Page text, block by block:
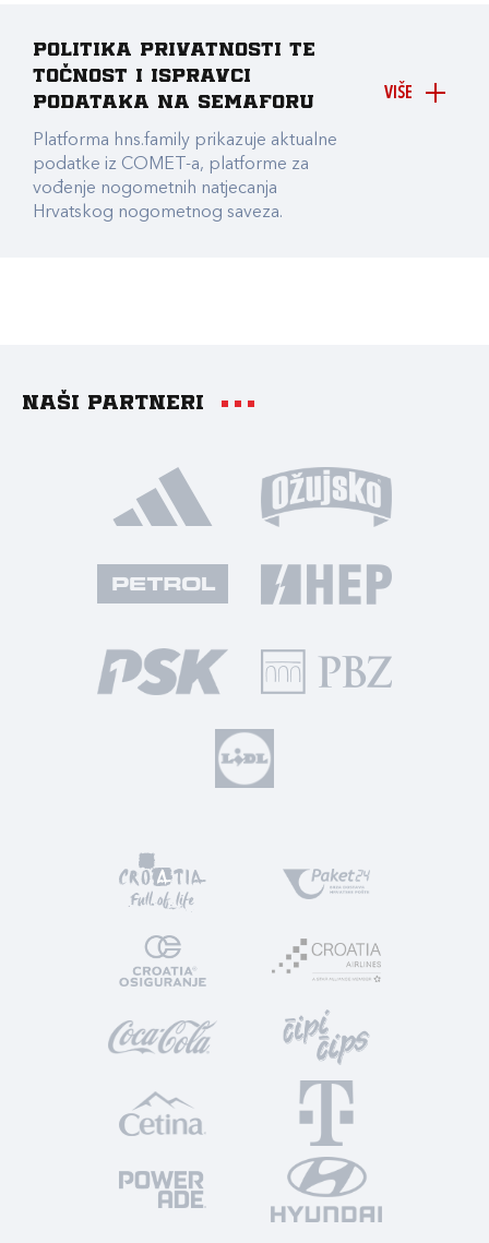
VIŠE
Politika privatnosti te
točnost i ispravci
podataka na Semaforu
Platforma hns.family prikazuje aktualne
podatke iz COMET-a, platforme za
vođenje nogometnih natjecanja
Hrvatskog nogometnog saveza.
Naši partneri